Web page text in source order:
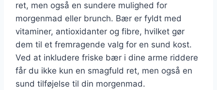
ret, men også en sundere mulighed for
morgenmad eller brunch. Bær er fyldt med
vitaminer, antioxidanter og fibre, hvilket gør
dem til et fremragende valg for en sund kost.
Ved at inkludere friske bær i dine arme riddere
får du ikke kun en smagfuld ret, men også en
sund tilføjelse til din morgenmad.